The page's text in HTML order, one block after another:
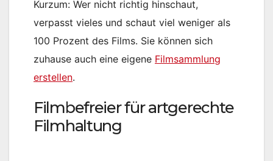
Kurzum: Wer nicht richtig hinschaut,
verpasst vieles und schaut viel weniger als
100 Prozent des Films. Sie können sich
zuhause auch eine eigene Filmsammlung
erstellen.
Filmbefreier für artgerechte
Filmhaltung